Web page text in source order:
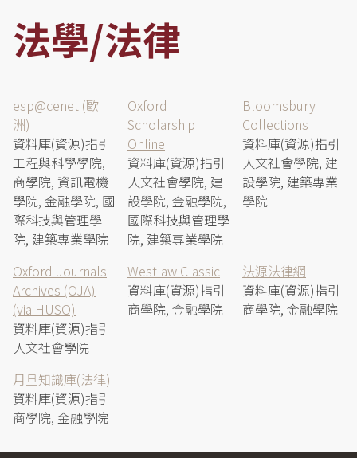
法學/法律
esp@cenet (歐
洲)
資料庫(資源)指引
工程與科學學院,
商學院, 資訊電機
學院, 金融學院, 國
際科技與管理學
院, 建築專業學院
Oxford
Scholarship
Online
資料庫(資源)指引
人文社會學院, 建
設學院, 金融學院,
國際科技與管理學
院, 建築專業學院
Bloomsbury
Collections
資料庫(資源)指引
人文社會學院, 建
設學院, 建築專業
學院
Oxford Journals
Archives (OJA)
(via HUSO)
資料庫(資源)指引
人文社會學院
Westlaw Classic
資料庫(資源)指引
商學院, 金融學院
法源法律網
資料庫(資源)指引
商學院, 金融學院
月旦知識庫(法律)
資料庫(資源)指引
商學院, 金融學院